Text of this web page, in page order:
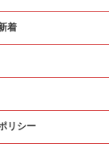
着
リシー